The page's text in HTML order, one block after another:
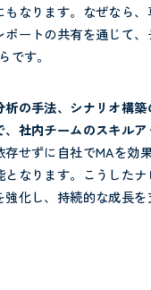
なります。なぜなら、
ートの共有を通じて、
です。
の手法、シナリオ構築
社内チームのスキルア
せずに自社でMAを効
なります。こうしたナ
化し、持続的な成長を